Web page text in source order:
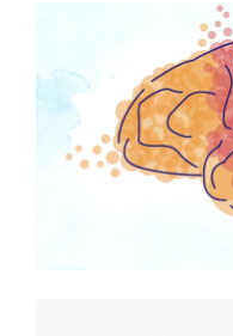
之多。面对日益老龄化的
预计到2050年将达到
应对？Coursera全球拥有
学的曾家达教授，现推出
与易径”！曾教授将结合
站在知行易径的角度解答